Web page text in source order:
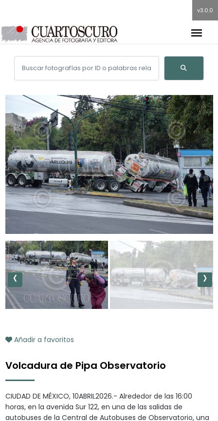
v3.0.0
‹ ›
Añadir a favoritos
Volcadura de Pipa Observatorio
CIUDAD DE MÉXICO, 10ABRIL2026.- Alrededor de las 16:00
horas, en la avenida Sur 122, en una de las salidas de
autobuses de la Central de Autobuses de Observatorio, una